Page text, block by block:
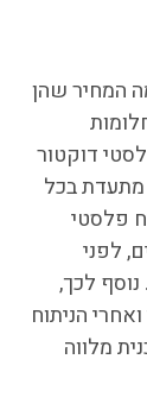
המחיר שהן
דוקטור
מתעדת בכל
פלסטי
לפני
נוסף לכך,
הניתוח
מלווה